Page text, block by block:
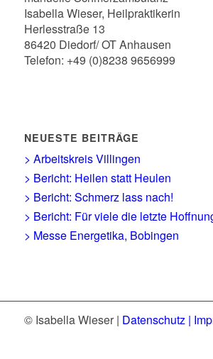
Isabella Wieser, Heilpraktikerin
Herlesstraße 13
86420 Diedorf/ OT Anhausen
Telefon: +49 (0)8238 9656999
NEUESTE BEITRÄGE
> Arbeitskreis Villingen
> Bericht: Heilen statt Heulen
> Bericht: Schmerz lass nach!
> Bericht: Für viele die letzte
> Messe Energetika, Bobingen
© Isabella Wieser | Datenschutz |